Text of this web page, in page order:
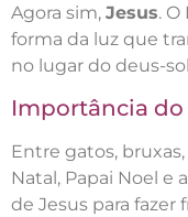
Agora sim, Jesus.
forma da luz que
no lugar do deus-
Importância
Entre gatos,
Natal, Papai Noel
de Jesus para